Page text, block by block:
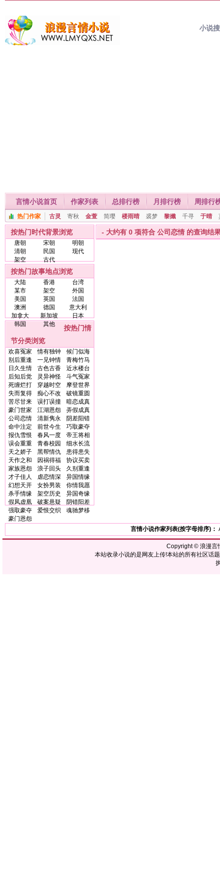
小说
言情小说首页 作家列表 总排行榜 月排行榜 周排行
热门作家 古灵 寄秋 金萱 简璎 楼雨晴 裘梦 黎孅 千寻 于晴
按热门时代背景浏览
唐朝 宋朝
明朝
清朝
民国
现代
架空
古代
按热门故事地点浏览
大陆 香港
台湾
某市
架空
外国
美国
英国
法国
澳洲
德国
意大利
加拿大
新加坡
日本
韩国
其他
按热门情
节分类浏览
欢喜冤家 情有独钟
候门似海
别后重逢
一见钟情
青梅竹马
日久生情
古色古香
近水楼台
后知后觉
灵异神怪
斗气冤家
死缠烂打
穿越时空
摩登世界
失而复得
痴心不改
破镜重圆
苦尽甘来
误打误撞
暗恋成真
豪门世家
江湖恩怨
弄假成真
公司恋情
清新隽永
阴差阳错
命中注定
前世今生
巧取豪夺
报仇雪恨
春风一度
帝王将相
误会重重
青春校园
细水长流
天之娇子
黑帮情仇
患得患失
天作之和
因祸得福
协议买卖
家族恩怨
浪子回头
久别重逢
才子佳人
虐恋情深
异国情缘
幻想天开
女扮男装
你情我愿
杀手情缘
架空历史
异国奇缘
假凤虚凰
破案悬疑
阴错阳差
强取豪夺
爱恨交织
魂驰梦移
豪门恩怨
- 大约有 0 项符合 公司恋情 的查询结
言情小说作家列表(按字母排序)：
Copyright © 浪漫言
本站收录小说的是网友上传!本站的所有社区话